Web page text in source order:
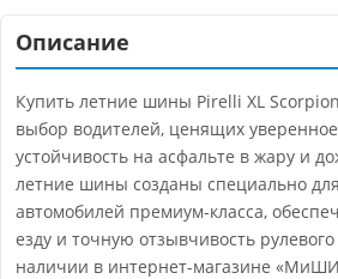
Описание
Купить летние шины Pirelli XL
выбор водителей, ценящих
устойчивость на асфальте в жару и
летние шины созданы специально
автомобилей премиум-класса,
езду и точную отзывчивость
наличии в интернет-магазине